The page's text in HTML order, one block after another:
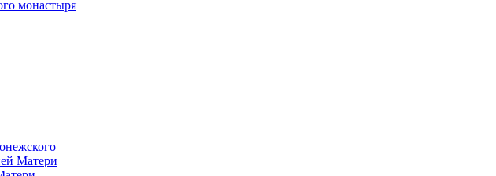
монастыря
Матери